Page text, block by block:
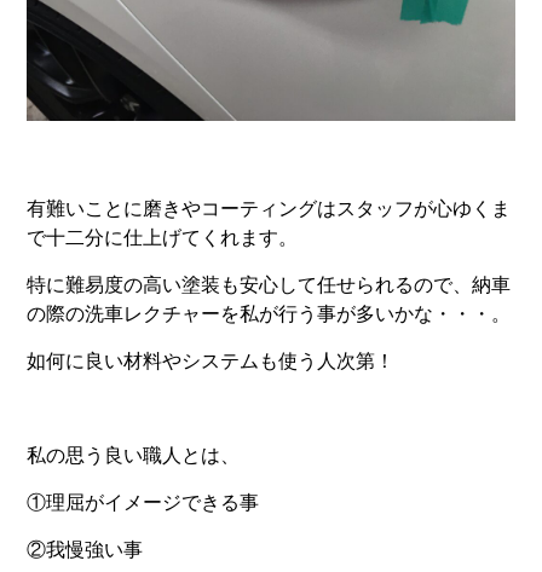
有難いことに磨きやコーティングはスタッフが心ゆくま
で十二分に仕上げてくれます。
特に難易度の高い塗装も安心して任せられるので、納車
の際の洗車レクチャーを私が行う事が多いかな・・・。
如何に良い材料やシステムも使う人次第！
私の思う良い職人とは、
①理屈がイメージできる事
②我慢強い事